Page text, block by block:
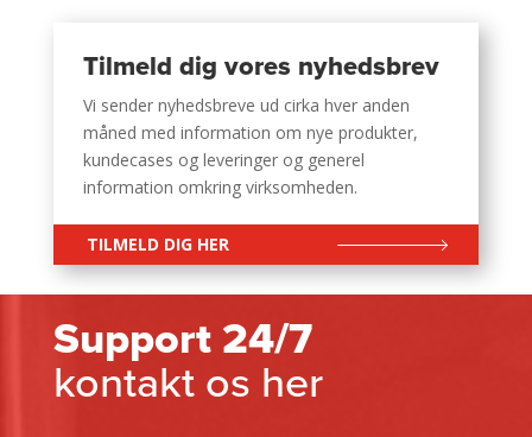
Tilmeld dig vores nyhedsbrev
Vi sender nyhedsbreve ud cirka hver anden
måned med information om nye produkter,
kundecases og leveringer og generel
information omkring virksomheden.
TILMELD DIG HER
Support 24/7
kontakt os her